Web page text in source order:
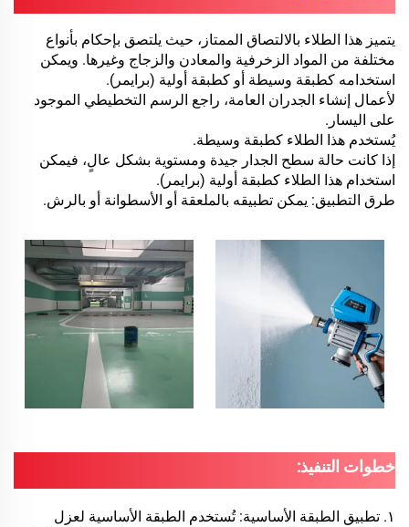
يتميز هذا الطلاء بالالتصاق الممتاز، حيث يلتصق بإحكام بأنواع
مختلفة من المواد الزخرفية والمعادن والزجاج وغيرها. ويمكن
استخدامه كطبقة وسيطة أو كطبقة أولية (برايمر).
لأعمال إنشاء الجدران العامة، راجع الرسم التخطيطي الموجود
على اليسار.
يُستخدم هذا الطلاء كطبقة وسيطة.
إذا كانت حالة سطح الجدار جيدة ومستوية بشكل عالٍ، فيمكن
استخدام هذا الطلاء كطبقة أولية (برايمر).
طرق التطبيق: يمكن تطبيقه بالملعقة أو الأسطوانة أو بالرش.
خطوات التنفيذ:
١. تطبيق الطبقة الأساسية: تُستخدم الطبقة الأساسية لعزل